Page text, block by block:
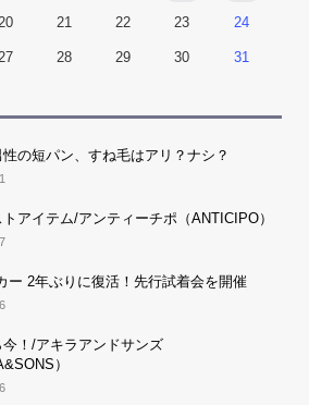
20 21 22 23 24
27 28 29 30 31
の短パン、すね毛はアリ？ナシ？
アイテム/アンティーチポ（ANTICIPO）
ー 2年ぶりに復活！先行試着会を開催
今！/アキラアンドサンズ
）